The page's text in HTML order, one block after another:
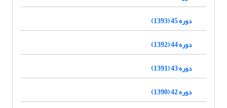
دوره 45 (1393)
دوره 44 (1392)
دوره 43 (1391)
دوره 42 (1390)